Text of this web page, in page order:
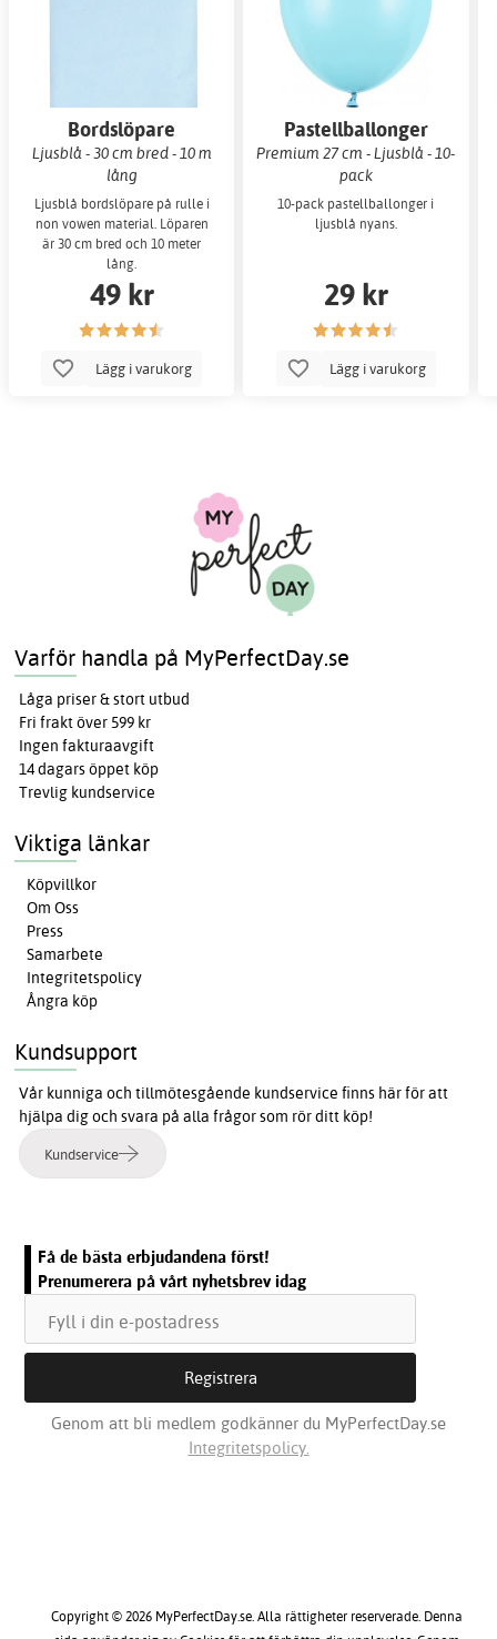
Bordslöpare
Ljusblå - 30 cm bred - 10 m
lång
Ljusblå bordslöpare på rulle i
non vowen material. Löparen
är 30 cm bred och 10 meter
lång.
49 kr
Lägg i varukorg
Pastellballonger
Premium 27 cm - Ljusblå - 10-
pack
10-pack pastellballonger i
ljusblå nyans.
29 kr
Lägg i varukorg
Varför handla på MyPerfectDay.se
Låga priser & stort utbud
Fri frakt över 599 kr
Ingen fakturaavgift
14 dagars öppet köp
Trevlig kundservice
Viktiga länkar
Köpvillkor
Om Oss
Press
Samarbete
Integritetspolicy
Ångra köp
Kundsupport
Vår kunniga och tillmötesgående kundservice finns här för att
hjälpa dig och svara på alla frågor som rör ditt köp!
Kundservice
Få de bästa erbjudandena först!
Prenumerera på vårt nyhetsbrev idag
Genom att bli medlem godkänner du MyPerfectDay.se
Integritetspolicy.
Copyright © 2026 MyPerfectDay.se. Alla rättigheter reserverade. Denna